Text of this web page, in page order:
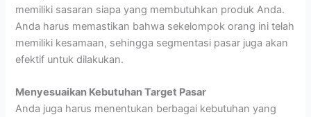
memiliki sasaran siapa yang membutuhkan produk Anda.
Anda harus memastikan bahwa sekelompok orang ini telah
memiliki kesamaan, sehingga segmentasi pasar juga akan
efektif untuk dilakukan.
Menyesuaikan Kebutuhan Target Pasar
Anda juga harus menentukan berbagai kebutuhan yang